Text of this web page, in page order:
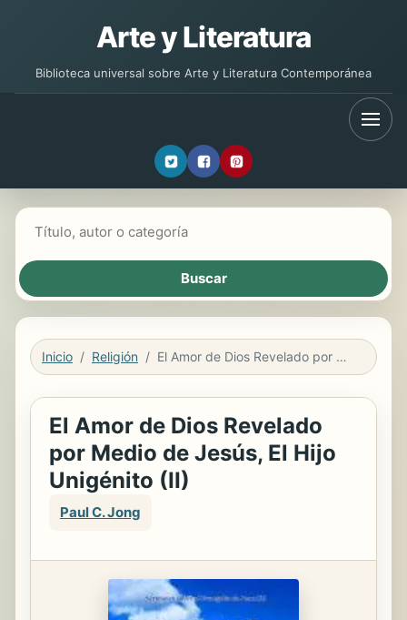
Arte y Literatura
Biblioteca universal sobre Arte y Literatura Contemporánea
Inicio Religión El Amor de Dios Revelado por Medio de Jesús, El Hijo Unigénito (II)
El Amor de Dios Revelado
por Medio de Jesús, El Hijo
Unigénito (II)
Paul C. Jong